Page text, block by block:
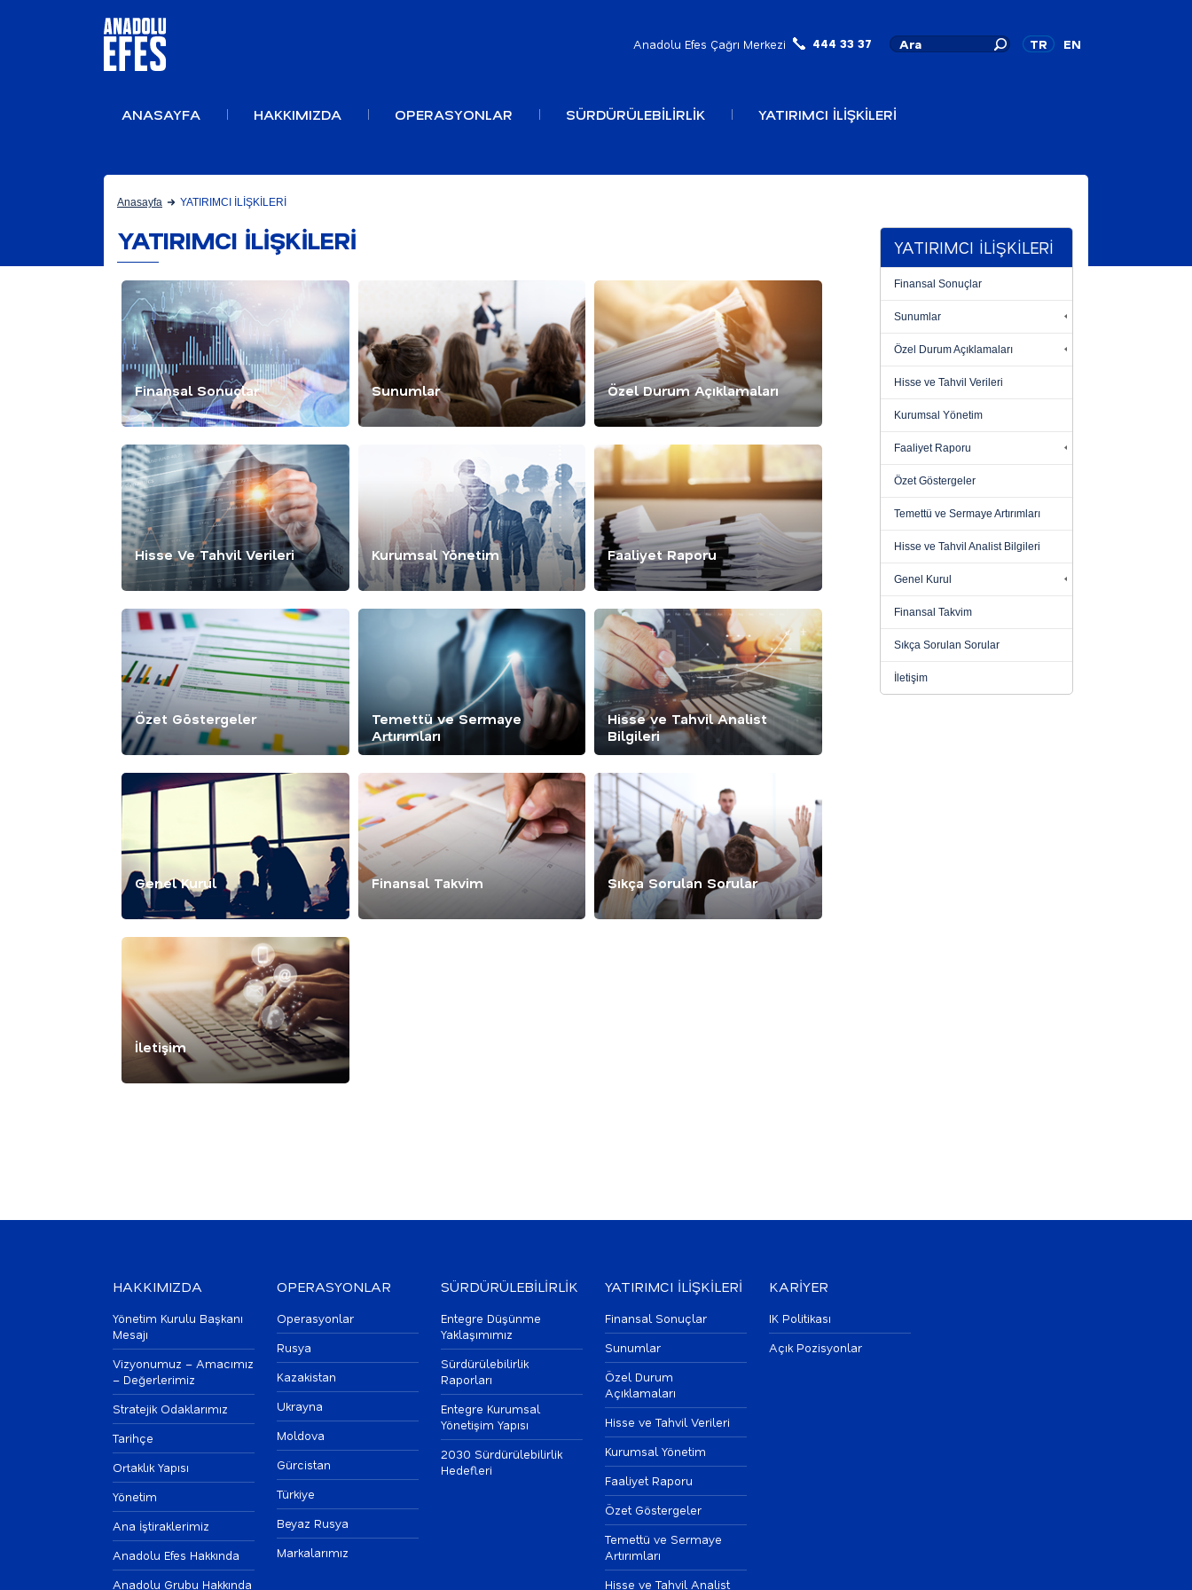
Anadolu Efes Çağrı Merkezi 444 33 37 TR EN
ANASAYFA HAKKIMIZDA OPERASYONLAR SÜRDÜRÜLEBİLİRLİK YATIRIMCI İLİŞKİLERİ
Anasayfa YATIRIMCI İLİŞKİLERİ
YATIRIMCI İLİŞKİLERİ
Finansal Sonuçlar
Sunumlar
Özel Durum Açıklamaları
Hisse ve Tahvil Verileri
Kurumsal Yönetim
Faaliyet Raporu
Özet Göstergeler
Temettü ve Sermaye Artırımları
Hisse ve Tahvil Analist Bilgileri
Genel Kurul
Finansal Takvim
Sıkça Sorulan Sorular
İletişim
YATIRIMCI İLİŞKİLERİ
Finansal Sonuçlar Sunumlar Özel Durum Açıklamaları
Hisse Ve Tahvil Verileri Kurumsal Yönetim Faaliyet Raporu
Özet Göstergeler
Temettü ve Sermaye
Artırımları
Hisse ve Tahvil Analist
Bilgileri
Genel Kurul Finansal Takvim Sıkça Sorulan Sorular
İletişim
HAKKIMIZDA
Yönetim Kurulu Başkanı
Mesajı
Vizyonumuz – Amacımız
– Değerlerimiz
Stratejik Odaklarımız
Tarihçe
Ortaklık Yapısı
Yönetim
Ana İştiraklerimiz
Anadolu Efes Hakkında
Anadolu Grubu Hakkında
OPERASYONLAR
Operasyonlar
Rusya
Kazakistan
Ukrayna
Moldova
Gürcistan
Türkiye
Beyaz Rusya
Markalarımız
SÜRDÜRÜLEBİLİRLİK
Entegre Düşünme
Yaklaşımımız
Sürdürülebilirlik
Raporları
Entegre Kurumsal
Yönetişim Yapısı
2030 Sürdürülebilirlik
Hedefleri
YATIRIMCI İLİŞKİLERİ
Finansal Sonuçlar
Sunumlar
Özel Durum
Açıklamaları
Hisse ve Tahvil Verileri
Kurumsal Yönetim
Faaliyet Raporu
Özet Göstergeler
Temettü ve Sermaye
Artırımları
Hisse ve Tahvil Analist
KARİYER
IK Politikası
Açık Pozisyonlar